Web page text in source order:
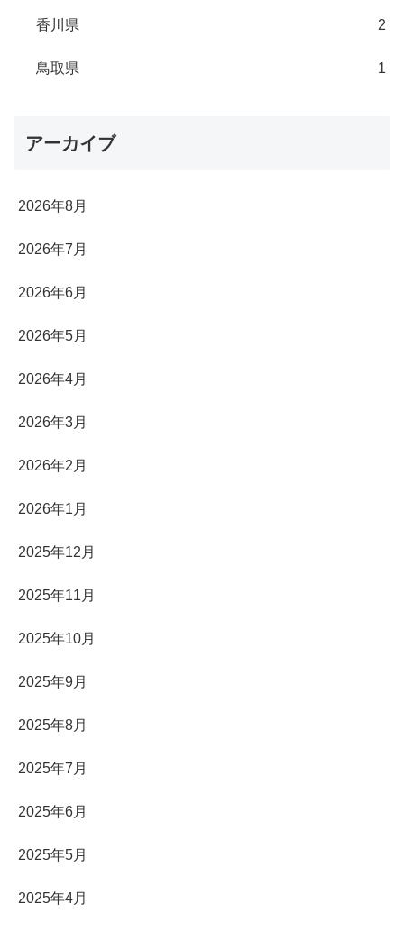
香川県 2
鳥取県 1
アーカイブ
2026年8月
2026年7月
2026年6月
2026年5月
2026年4月
2026年3月
2026年2月
2026年1月
2025年12月
2025年11月
2025年10月
2025年9月
2025年8月
2025年7月
2025年6月
2025年5月
2025年4月